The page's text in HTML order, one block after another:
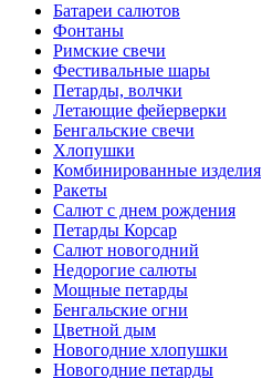
Батареи салютов
Фонтаны
Римские свечи
Фестивальные шары
Петарды, волчки
Летающие фейерверки
Бенгальские свечи
Хлопушки
Комбинированные изделия
Ракеты
Салют с днем рождения
Петарды Корсар
Салют новогодний
Недорогие салюты
Мощные петарды
Бенгальские огни
Цветной дым
Новогодние хлопушки
Новогодние петарды